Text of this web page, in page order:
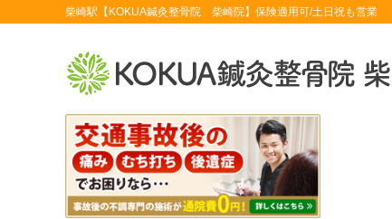
柴崎駅【KOKUA鍼灸整骨院 柴崎院】保険適用可/土日祝も営業